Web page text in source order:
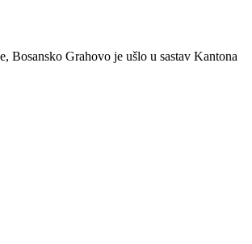
Bosansko Grahovo je ušlo u sastav Kantona